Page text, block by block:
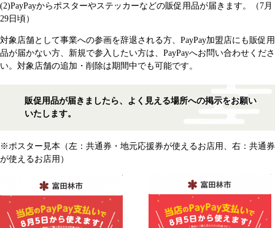
(2)PayPayからポスターやステッカーなどの販促用品が届きます。（7月
29日頃）
対象店舗として事業への参画を辞退される方、PayPay加盟店にも販促用
品が届かない方、新規で参入したい方は、PayPayへお問い合わせくださ
い。対象店舗の追加・削除は期間中でも可能です。
販促用品が届きましたら、よく見える場所への掲示をお願い
いたします。
※ポスター見本（左：共通券・地元応援券が使えるお店用、右：共通券
が使えるお店用）